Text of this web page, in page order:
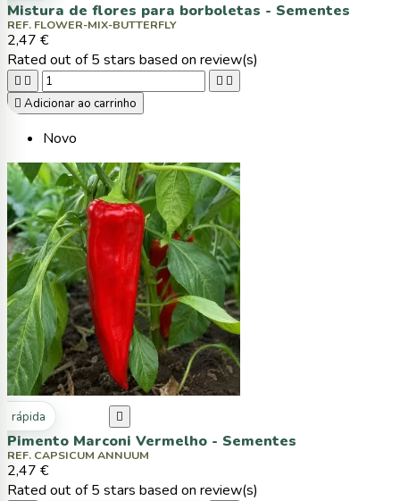
Mistura de flores para borboletas - Sementes
REF. FLOWER-MIX-BUTTERFLY
2,47 €
Rated out of 5 stars based on review(s)
   
 Adicionar ao carrinho
Novo
rápida 
Pimento Marconi Vermelho - Sementes
REF. CAPSICUM ANNUUM
2,47 €
Rated out of 5 stars based on review(s)